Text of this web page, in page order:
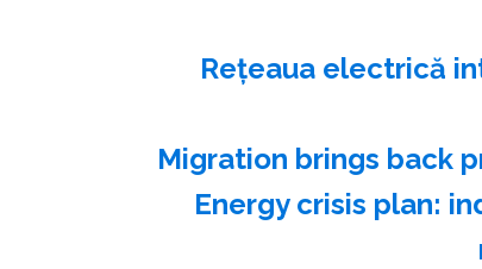
Reţeaua electrică
Migration brings back
Energy crisis plan: